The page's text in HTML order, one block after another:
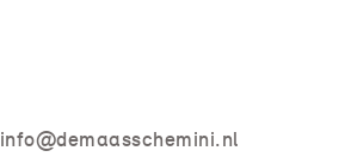
info@demaasschemini.nl